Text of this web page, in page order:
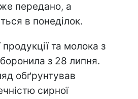
передано, а
в понеділок.
та молока з
з 28 липня.
обґрунтував
сирної